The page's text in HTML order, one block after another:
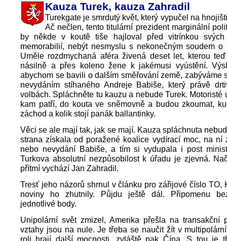
Kauza Turek, kauza Zahradil
Turekgate je smrdutý květ, který vypučel na
Ač nečlen, tento titulární prezident marginální
by někde v koutě tiše hajloval před vitrínkou svých
memorabilií, nebýt nesmyslu s nekonečným soudem o
Uměle rozdmychaná aféra živená deset let, kterou
násilně a přes koleno žene k jakémusi vyústění.
abychom se bavili o dalším směřování země, zabýváme
nevydáním stíhaného Andreje Babiše, který právě
volbách. Spláchněte tu kauzu a nebude Turek. Motoristé
kam patří, do kouta ve sněmovně a budou zkoumat,
záchod a kolik stojí panák ballantinky.
Věci se ale mají tak, jak se mají. Kauza spláchnuta
strana získala od poražené koalice vydírací moc, na ní
nebo nevydání Babiše, a tím si vydupala i post
Turkova absolutní nezpůsobilost k úřadu je zjevná.
přítmí vychází Jan Zahradil.
Tresť jeho názorů shrnul v článku pro zářijové číslo TO,
noviny ho zhutnily. Půjdu ještě dál. Připomenu
jednotlivé body.
Unipolární svět zmizel, Amerika přešla na transakční
vztahy jsou na nule. Je třeba se naučit žít v
roli hrají další mocnosti, zvláště pak Čína. S tou je